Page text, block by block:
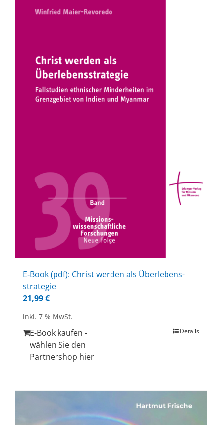
E‑Book (pdf): Christ wer­den als Über­le­bens­
stra­te­gie
21,99€
inkl. 7 % MwSt.
E-Book kaufen -
wählen Sie den
Partnershop hier
Details